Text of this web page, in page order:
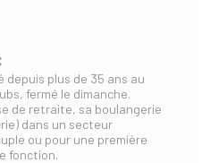
depuis plus de 35 ans au
fermé le dimanche.
de retraite, sa boulangerie
dans un secteur
ou pour une première
fonction.